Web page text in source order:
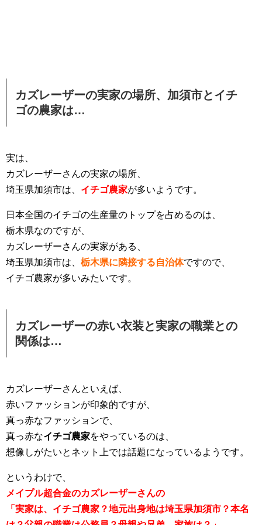
カズレーザーの実家の場所、加須市とイチ
ゴの農家は…
実は、
カズレーザーさんの実家の場所、
埼玉県加須市は、 イチゴ農家が多いようです。
日本全国のイチゴの生産量のトップを占めるのは、
栃木県なのですが、
カズレーザーさんの実家がある、
埼玉県加須市は、 栃木県に隣接する自治体ですので、
イチゴ農家が多いみたいです。
カズレーザーの赤い衣装と実家の職業との
関係は…
カズレーザーさんといえば、
赤いファッションが印象的ですが、
真っ赤なファッションで、
真っ赤なイチゴ農家をやっているのは、
想像しがたいとネット上では話題になっているようです。
というわけで、
メイプル超合金のカズレーザーさんの
「実家は、イチゴ農家？地元出身地は埼玉県加須市？本名